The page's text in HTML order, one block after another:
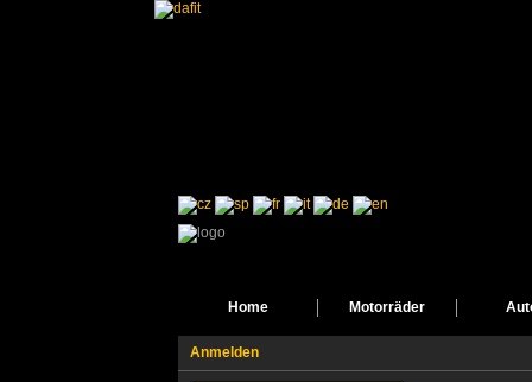
Home Motorräder
Anmelden